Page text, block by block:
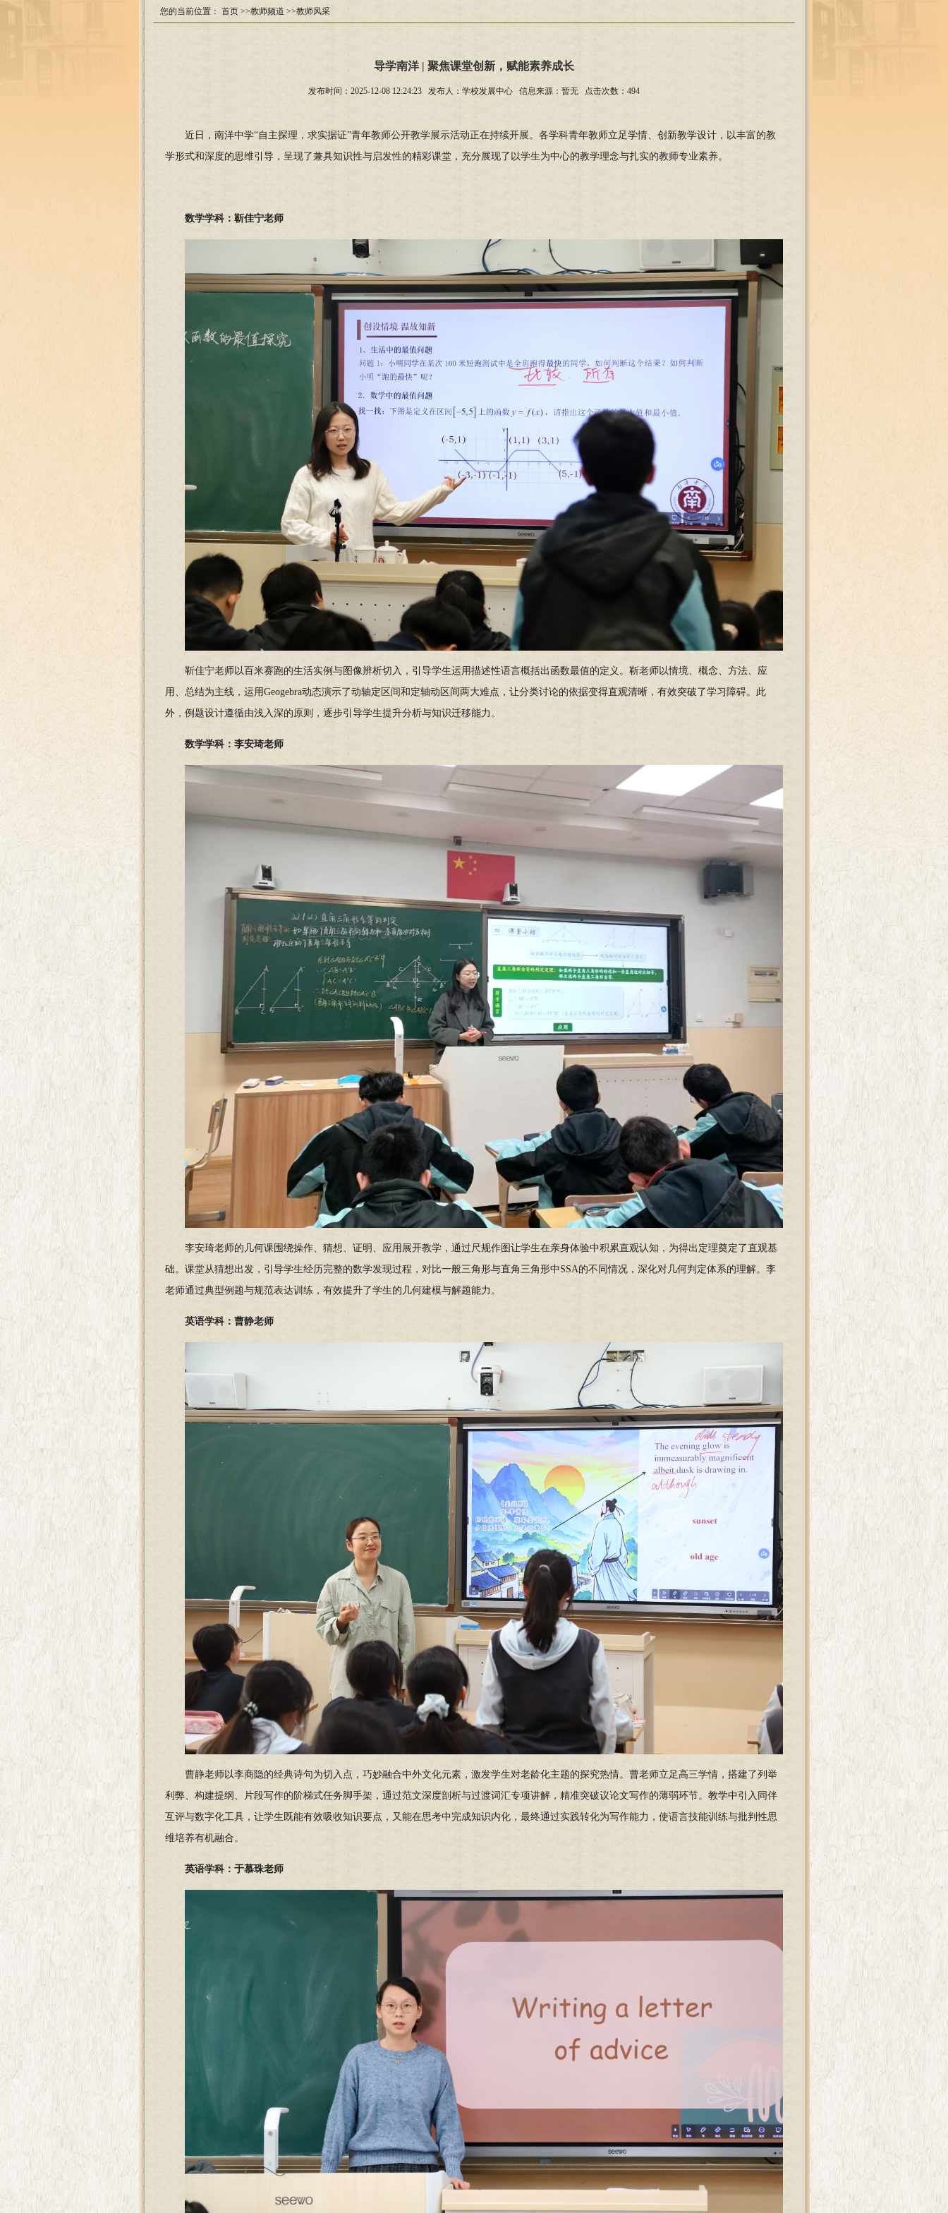
您的当前位置： 首页 >>教师频道 >>教师风采
导学南洋 | 聚焦课堂创新，赋能素养成长
发布时间：2025-12-08 12:24:23 发布人：学校发展中心 信息来源：暂无 点击次数： 494
近日，南洋中学“自主探理，求实据证”青年教师公开教学展示活动正在持续开展。各学科青年教师立足学情、创新教学设计，以丰富的教
学形式和深度的思维引导，呈现了兼具知识性与启发性的精彩课堂，充分展现了以学生为中心的教学理念与扎实的教师专业素养。
数学学科：靳佳宁老师
靳佳宁老师以百米赛跑的生活实例与图像辨析切入，引导学生运用描述性语言概括出函数最值的定义。靳老师以情境、概念、方法、应
用、总结为主线，运用Geogebra动态演示了动轴定区间和定轴动区间两大难点，让分类讨论的依据变得直观清晰，有效突破了学习障碍。此
外，例题设计遵循由浅入深的原则，逐步引导学生提升分析与知识迁移能力。
数学学科：李安琦老师
李安琦老师的几何课围绕操作、猜想、证明、应用展开教学，通过尺规作图让学生在亲身体验中积累直观认知，为得出定理奠定了直观基
础。课堂从猜想出发，引导学生经历完整的数学发现过程，对比一般三角形与直角三角形中SSA的不同情况，深化对几何判定体系的理解。李
老师通过典型例题与规范表达训练，有效提升了学生的几何建模与解题能力。
英语学科：曹静老师
曹静老师以李商隐的经典诗句为切入点，巧妙融合中外文化元素，激发学生对老龄化主题的探究热情。曹老师立足高三学情，搭建了列举
利弊、构建提纲、片段写作的阶梯式任务脚手架，通过范文深度剖析与过渡词汇专项讲解，精准突破议论文写作的薄弱环节。教学中引入同伴
互评与数字化工具，让学生既能有效吸收知识要点，又能在思考中完成知识内化，最终通过实践转化为写作能力，使语言技能训练与批判性思
维培养有机融合。
英语学科：于慕珠老师